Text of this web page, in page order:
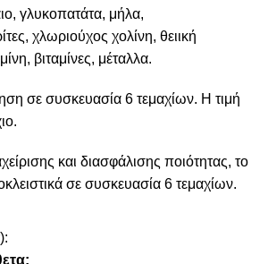
γλυκοπατάτα, μήλα,
χλωριούχος χολίνη, θειική
βιταμίνες, μέταλλα.
σε συσκευασία 6 τεμαχίων. Η τιμή
και διασφάλισης ποιότητας, το
σε συσκευασία 6 τεμαχίων.